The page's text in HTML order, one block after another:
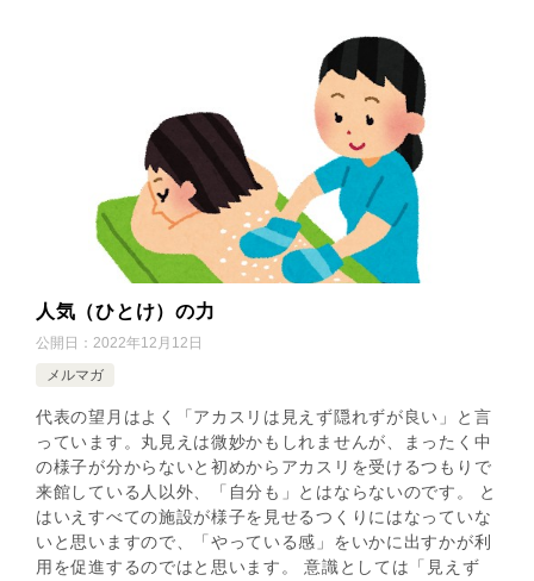
人気（ひとけ）の力
公開日： 2022年12月12日
メルマガ
代表の望月はよく「アカスリは見えず隠れずが良い」と言
っています。丸見えは微妙かもしれませんが、まったく中
の様子が分からないと初めからアカスリを受けるつもりで
来館している人以外、「自分も」とはならないのです。 と
はいえすべての施設が様子を見せるつくりにはなっていな
いと思いますので、「やっている感」をいかに出すかが利
用を促進するのではと思います。 意識としては「見えず